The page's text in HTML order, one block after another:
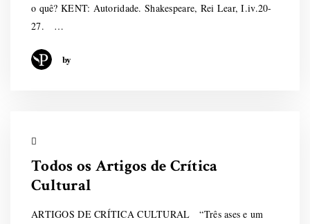
o quê? KENT: Autoridade. Shakespeare, Rei Lear, I.iv.20-
27. …
by
Todos os Artigos de Crítica
Cultural
ARTIGOS DE CRÍTICA CULTURAL “Três ases e um